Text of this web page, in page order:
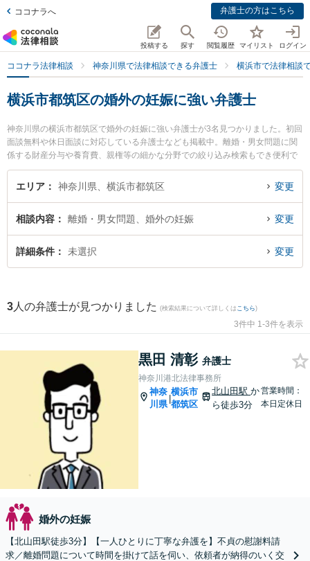
ココナラへ 弁護士の方はこちら
投稿する 探す 閲覧履歴 マイリスト ログイン
ココナラ法律相談 神奈川県で法律相談できる弁護士 横浜市で法律相談
横浜市都筑区の婚外の妊娠に強い弁護士
神奈川県の横浜市都筑区で婚外の妊娠に強い弁護士が3名見つかりました。初回
面談無料や休日面談に対応している弁護士なども掲載中。離婚・男女問題に関
係する財産分与や養育費、親権等の細かな分野での絞り込み検索もでき便利で
す。特に神奈川港北法律事務所の黒田 清彰弁護士や都筑港北ニュータウン法律
事務所の塚田 雅久弁護士、港北つばき法律事務所の椿 良和弁護士のプロフィー
の妊娠のトラブル解決の実績豊富な近くの弁護士を検索したい』『初回相談無
料で婚外の妊娠を法律相談できる横浜市都筑区内の弁護士に相談予約したい』
などでお困りの相談者さんにおすすめです。
エリア 神奈川県、横浜市都筑区 変更
相談内容 離婚・男女問題、婚外の妊娠 変更
詳細条件 未選択 変更
3 人の弁護士が見つかりました (検索結果について詳しくは こちら)
3件中 1-3件を表示
黒田 清彰 弁護士
神奈川港北法律事務所
神奈
川県
|
横浜市
都筑区
北山田駅か
ら徒歩3分
営業時間：
本日定休日
婚外の妊娠
【北山田駅徒歩3分】【一人ひとりに丁寧な弁護を】不貞の慰謝料請
求／離婚問題について時間を掛けて話を伺い、依頼者が納得のいく交